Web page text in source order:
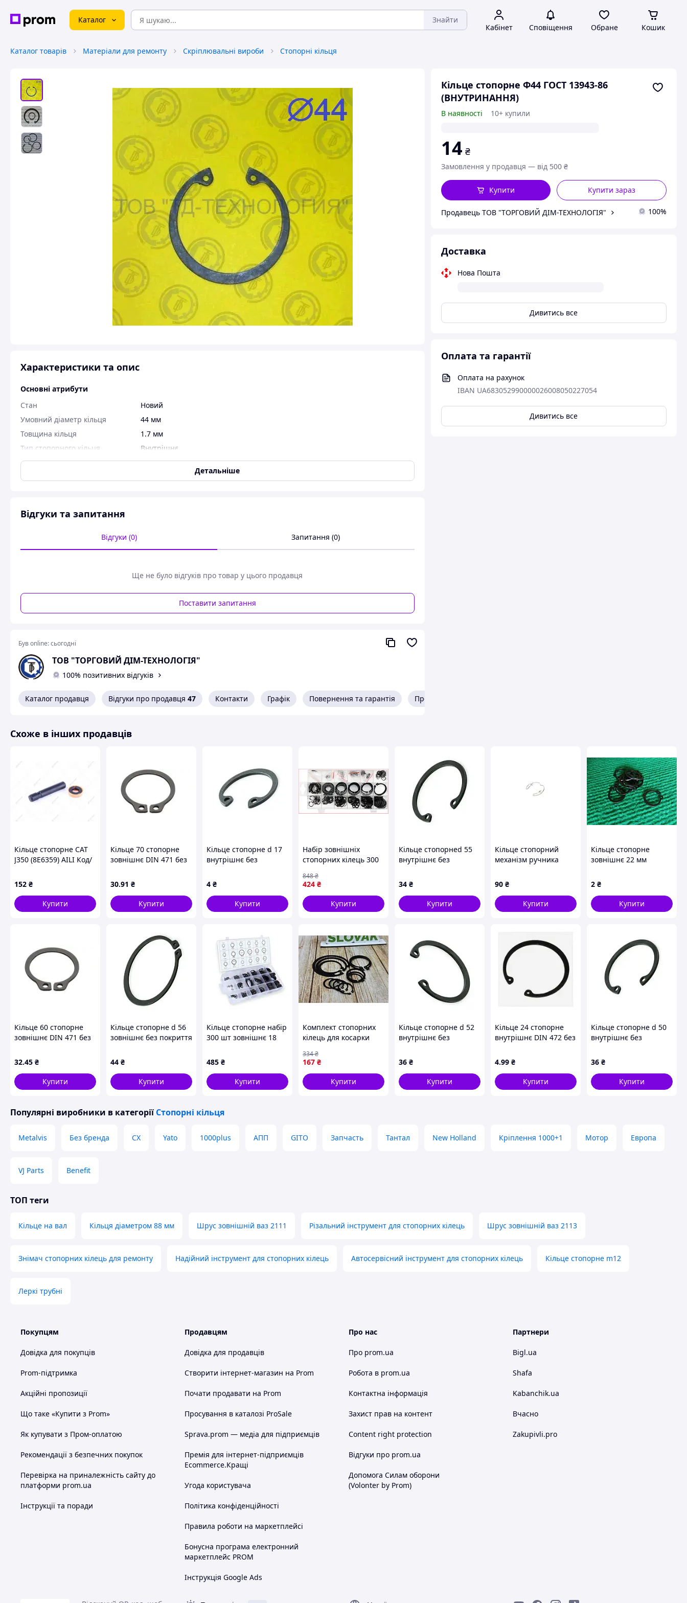
Каталог Знайти
Кабінет Сповіщення Обране Кошик
Каталог товарів Матеріали для ремонту Скріплювальні вироби Стопорні кільця
Кільце стопорне Ф44 ГОСТ 13943-86
(ВНУТРИНАННЯ)
В наявності 10+ купили
14 ₴
Замовлення у продавця — від 500 ₴
Купити зараз
Купити
Продавець ТОВ "ТОРГОВИЙ ДІМ-ТЕХНОЛОГІЯ" 100%
Доставка
Нова Пошта
Дивитись все
Оплата та гарантії
Оплата на рахунок
IBAN UA683052990000026008050227054
Дивитись все
Характеристики та опис
Основні атрибути
Стан
Новий
Умовний діаметр кільця
44 мм
Товщина кільця
1.7 мм
Тип стопорного кільця
Внутрішнє
Користувальницькі характеристики
Упаковка
Картонна коробка, поліетиленовий пакет.
Детальніше
Відгуки та запитання
Відгуки (0) Запитання (0)
Ще не було відгуків про товар у цього продавця
Поставити запитання
Був online:сьогодні
ТОВ "ТОРГОВИЙ ДІМ-ТЕХНОЛОГІЯ"
100% позитивних відгуків
Каталог продавця Відгуки про продавця 47 Контакти Графік Повернення та гарантія Про продавця
Схоже в інших продавців
Кільце стопорне САТ
J350 (8E6359) AILI Код/
152 ₴
Купити
Кільце 70 стопорне
зовнішнє DIN 471 без
30.91 ₴
Купити
Кільце стопорне d 17
внутрішнє без
Metalvis
4 ₴
Купити
Набір зовнішніх
стопорних кілець 300
роботи та ремонту від
3 до 32 мм в
органайзері
424 ₴
848₴
Купити
Кільце стопорнеd 55
внутрішнє без
Metalvis
34 ₴
Купити
Кільце стопорний
механізм ручника
(d=32/h=1.4) Frenkit
90 ₴
Купити
Кільце стопорне
зовнішнє 22 мм
2 ₴
Купити
Кільце 60 стопорне
зовнішнє DIN 471 без
32.45 ₴
Купити
Кільце стопорне d 56
зовнішнє без покриття
44 ₴
Купити
Кільце стопорне набір
300 шт зовнішнє 18
485 ₴
Купити
Комплект стопорних
кілець для косарки
надійний
фіксувальний
пристрій із пружинної
сталі
167 ₴
334₴
Купити
Кільце стопорне d 52
внутрішнє без
Metalvis
36 ₴
Купити
Кільце 24 стопорне
внутрішнє DIN 472 без
4.99 ₴
Купити
Кільце стопорне d 50
внутрішнє без
Metalvis
36 ₴
Купити
Популярні виробники в категорії Стопорні кільця
Metalvis Без бренда CX Yato 1000plus АПП GITO Запчасть Тантал New Holland Кріплення 1000+1 Мотор Европа
VJ Parts Benefit
ТОП теги
Кільце на вал Кільця діаметром 88 мм Шрус зовнішній ваз 2111 Різальний інструмент для стопорних кілець Шрус зовнішній ваз 2113
Знімач стопорних кілець для ремонту Надійний інструмент для стопорних кілець Автосервісний інструмент для стопорних кілець Кільце стопорне m12
Леркі трубні
Покупцям
Довідка для покупців
Prom-підтримка
Акційні пропозиції
Що таке «Купити з Prom»
Як купувати з Пром-оплатою
Рекомендації з безпечних покупок
Перевірка на приналежність сайту до
платформи prom.ua
Інструкції та поради
Продавцям
Довідка для продавців
Створити інтернет-магазин на Prom
Почати продавати на Prom
Просування в каталозі ProSale
Sprava.prom — медіа для підприємців
Премія для інтернет-підприємців
Ecommerce.Кращі
Угода користувача
Політика конфіденційності
Правила роботи на маркетплейсі
Бонусна програма електронний
маркетплейс PROM
Інструкція Google Ads
Про нас
Про prom.ua
Робота в prom.ua
Контактна інформація
Захист прав на контент
Content right protection
Відгуки про prom.ua
Допомога Силам оборони
(Volonter by Prom)
Партнери
Bigl.ua
Shafa
Kabanchik.ua
Вчасно
Zakupivli.pro